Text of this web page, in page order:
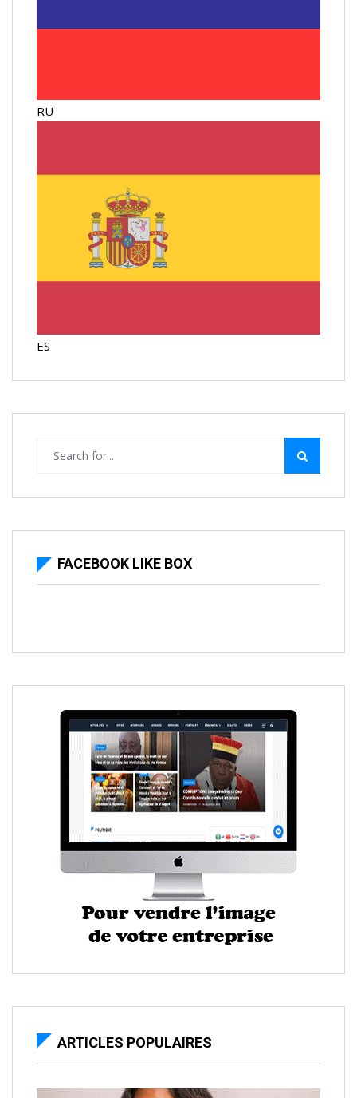
RU
ES
FACEBOOK LIKE BOX
ARTICLES POPULAIRES